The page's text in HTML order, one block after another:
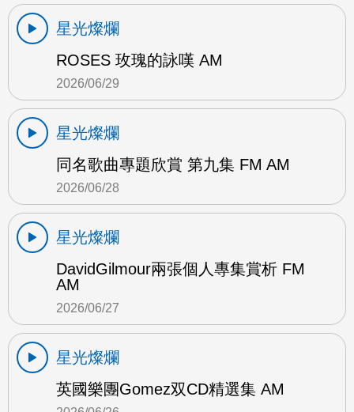
星光燦爛
ROSES 玫瑰的詠嘆 AM
2026/06/29
星光燦爛
同名歌曲專題欣賞 第九集 FM AM
2026/06/28
星光燦爛
DavidGilmour兩張個人專集賞析 FM
AM
2026/06/27
星光燦爛
英國樂團Gomez双CD精選集 AM